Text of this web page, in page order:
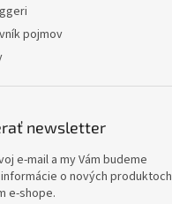
pojmov
newsletter
e-mail a my Vám budeme
o nových produktoch
e-shope.